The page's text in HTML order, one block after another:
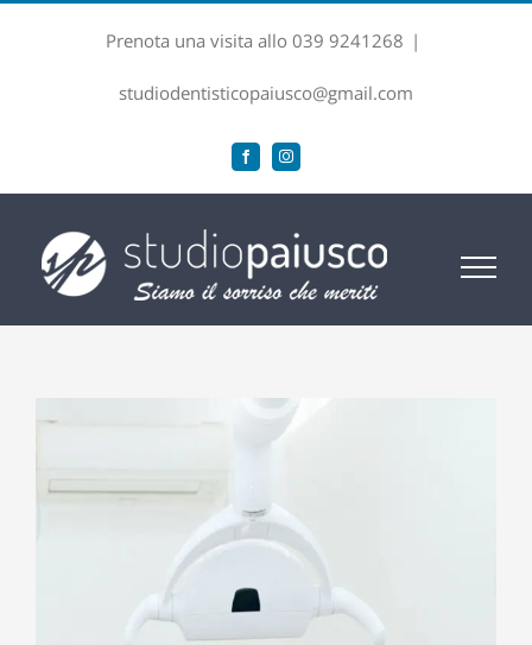
Prenota una visita allo 039 9241268 |
studiodentisticopaiusco@gmail.com
FacebookInstagram